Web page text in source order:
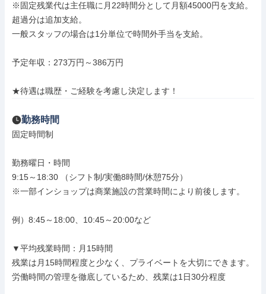
※固定残業代は主任職に月22時間分として月額45000円を支給。
超過分は追加支給。
一般スタッフの場合は1分単位で時間外手当を支給。
予定年収：273万円～386万円
★待遇は職歴・ご経験を考慮し決定します！
勤務時間
固定時間制
勤務曜日・時間
9:15～18:30 （シフト制/実働8時間/休憩75分）
※一部インショップは商業施設の営業時間により前後します。
例）8:45～18:00、10:45～20:00など
▼平均残業時間：月15時間
残業は月15時間程度と少なく、プライベートを大切にできます。
労働時間の管理を徹底しているため、残業は1日30分程度